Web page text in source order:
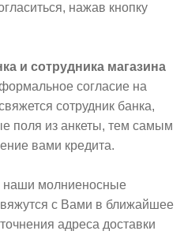
нажав кнопку
и сотрудника магазина
согласие на
сотрудник банка,
поля из анкеты, тем самым
вами кредита.
наши молниеносные
с Вами в ближайшее
адреса доставки